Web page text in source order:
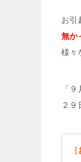
お引
無か
様々
「
２